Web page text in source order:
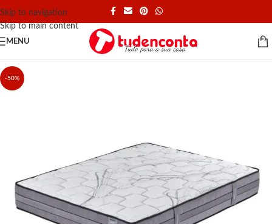
Skip to navigation
Skip to main content
MENU
-50%